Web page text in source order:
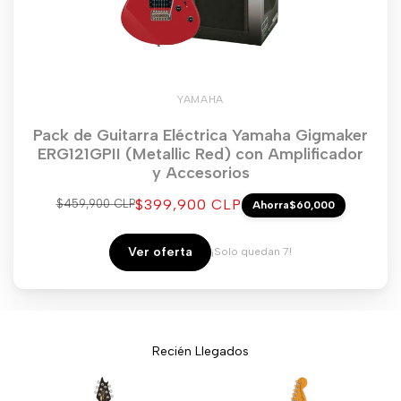
YAMAHA
Pack de Guitarra Eléctrica Yamaha Gigmaker
ERG121GPII (Metallic Red) con Amplificador
y Accesorios
Precio
$459,900 CLPPrecio
venta
$399,900 CLP Ahorra$60,000
Ver oferta ¡Solo quedan 7!
Recién Llegados